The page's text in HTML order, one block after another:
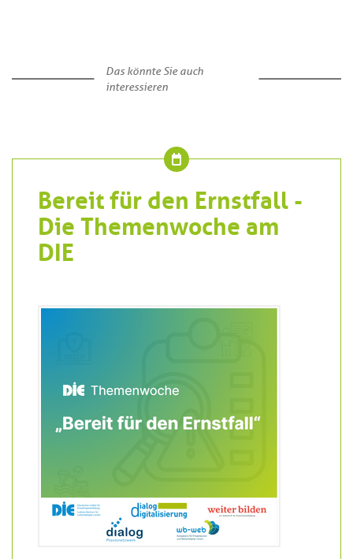
Das könnte Sie auch
interessieren
Bereit für den Ernstfall -
Die Themenwoche am
DIE